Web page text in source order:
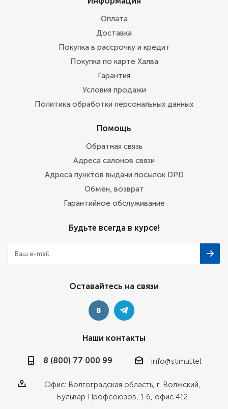
Оплата
Доставка
Покупка в рассрочку и кредит
Покупка по карте Халва
Гарантия
Условия продажи
Политика обработки персональных данных
Помощь
Обратная связь
Адреса салонов связи
Адреса пунктов выдачи посылок DPD
Обмен, возврат
Гарантийное обслуживание
Будьте всегда в курсе!
Оставайтесь на связи
Наши контакты
8 (800) 77 000 99 info@stimul.tel
Офис: Волгоградская область, г. Волжский,
Бульвар Профсоюзов, 1 б, офис 412